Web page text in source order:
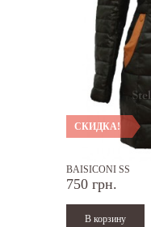
СКИДКА!
BAISICONI SS
750 грн.